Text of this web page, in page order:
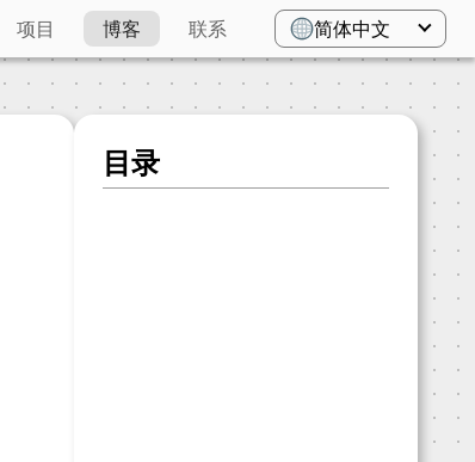
项目 博客 联系 简体中文
目录